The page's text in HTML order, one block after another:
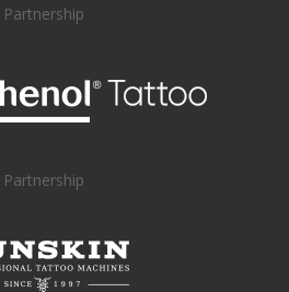
Partnership
Partnership